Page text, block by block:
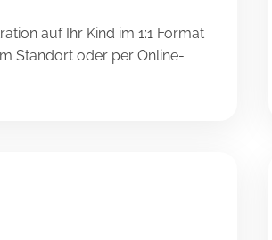
auf Ihr Kind im 1:1 Format
Standort oder per Online-